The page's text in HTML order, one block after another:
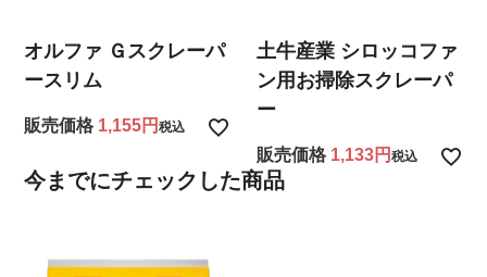
オルファ Ｇスクレーパ
ースリム
販売価格 1,155 税込
土牛産業 シロッコファ
ン用お掃除スクレーパ
ー
販売価格 1,133 税込
今までにチェックした商品